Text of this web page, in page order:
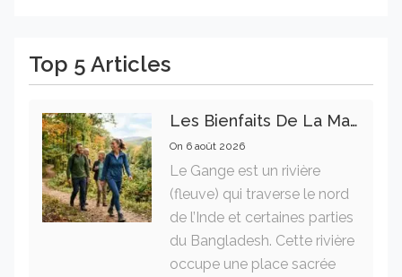
Top 5 Articles
Les Bienfaits De La Marche Sur La Santé Physique Et Mentale
On 6 août 2026
Le Gange est un rivière
(fleuve) qui traverse le nord
de l’Inde et certaines parties
du Bangladesh. Cette rivière
occupe une place sacrée